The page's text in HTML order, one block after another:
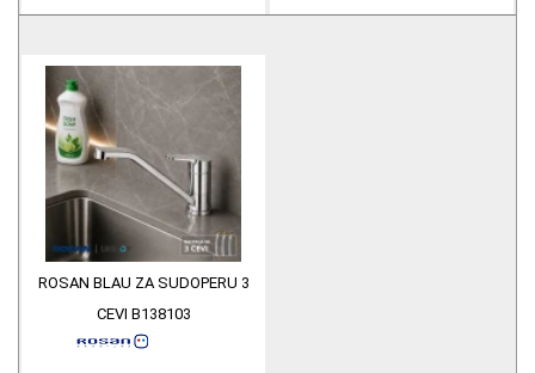
ROSAN BLAU ZA SUDOPERU 3
CEVI B138103